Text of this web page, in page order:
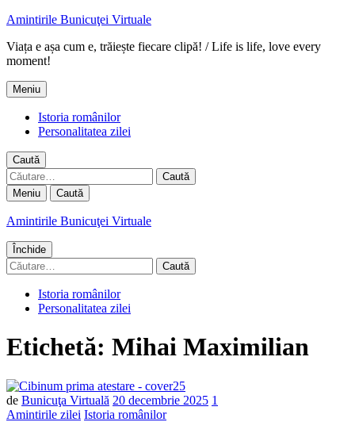
Amintirile Bunicuţei Virtuale
Viața e așa cum e, trăiește fiecare clipă! / Life is life, love every
moment!
Meniu
Istoria românilor
Personalitatea zilei
Caută
Caută
după:
Meniu Caută
Amintirile Bunicuţei Virtuale
Închide
Caută
după:
Istoria românilor
Personalitatea zilei
Etichetă: Mihai Maximilian
de Bunicuţa Virtuală 20 decembrie 2025 1
Amintirile zilei Istoria românilor